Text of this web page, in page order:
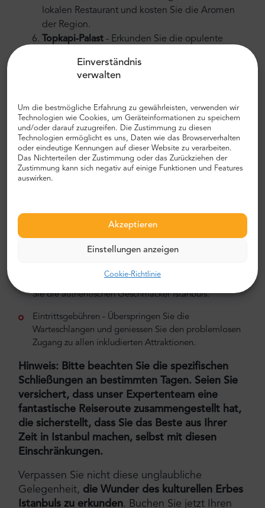
Einverständnis
verwalten
Um die bestmögliche Erfahrung zu gewährleisten, verwenden wir
Technologien wie Cookies, um Geräteinformationen zu speichern
und/oder darauf zuzugreifen. Die Zustimmung zu diesen
Technologien ermöglicht es uns, Daten wie das Browserverhalten
oder eindeutige Kennungen auf dieser Website zu verarbeiten.
Das Nichterteilen der Zustimmung oder das Zurückziehen der
Zustimmung kann sich negativ auf einige Funktionen und Features
auswirken.
Akzeptieren
Einstellungen anzeigen
Cookie-Richtlinie
lokalen Restaurant und kosten Sie die Aromen
der Region.
Topkapi-Palast - Erkunden Sie die opulente
entdecken Sie ihre verborgenen Schätze.
sich an der pulsierenden Atmosphäre dieses
belebten Marktes, der voller einzigartiger
Fundstücke ist.
Inklusivleistungen:
Führer - Unsere sachkundigen Führer begleiten Sie
aufschlussreiche Kommentare und Hilfestellungen.
Mittagessen - Geniessen Sie ein köstliches
Sie die authentischen Geschmäcker Istanbuls.
Eintrittsgebühren - Überspringen Sie die
Warteschlangen und geniessen Sie den problemlosen
Zugang zu allen inkludierten Attraktionen.
Hinweis: Bitte beachten Sie die spezifischen
Schließungen an bestimmten Tagen. Seien Sie
versichert, dass unser Expertenteam eine
fantastische Reiseroute zusammengestellt hat,
die sicherstellt, dass Sie das Beste aus Ihrer
Zeit in Istanbul machen, selbst mit diesen
Einschränkungen.
Verpassen Sie nicht diese unglaubliche
Gelegenheit, die Wunder des kulturellen Erbes
Istanbuls zu erkunden. Buchen Sie jetzt Ihren